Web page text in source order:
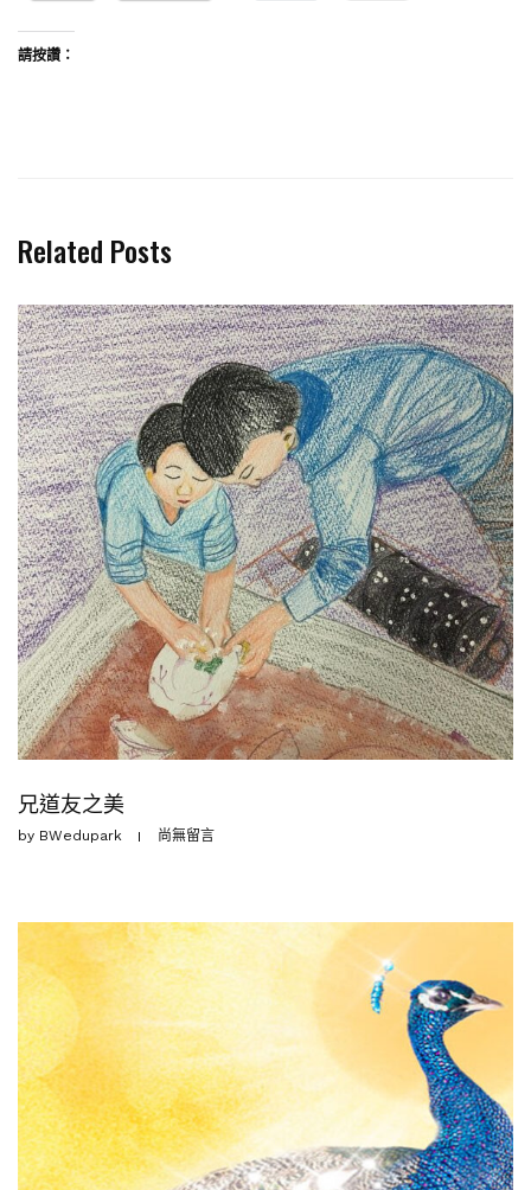
請按讚：
Related Posts
兄道友之美
by BWedupark 尚無留言